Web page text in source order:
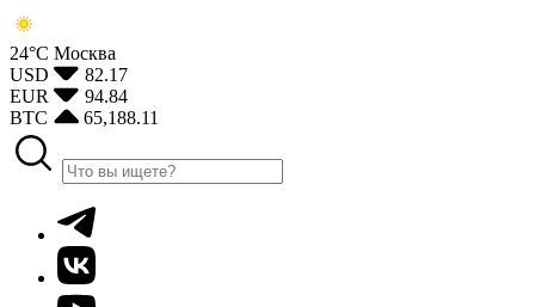
24°С Москва
USD
82.17
EUR
94.84
BTC
65,188.11